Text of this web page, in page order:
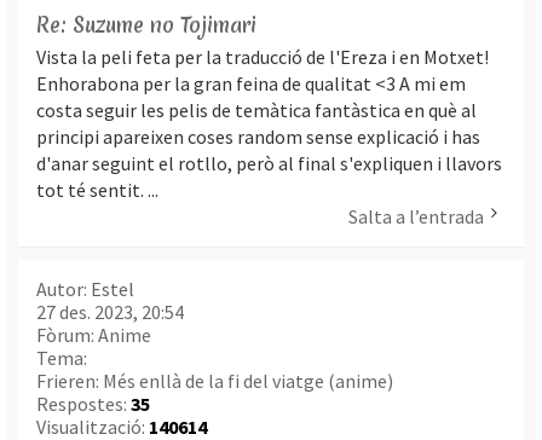
Re: Suzume no Tojimari
Vista la peli feta per la traducció de l'Ereza i en Motxet!
Enhorabona per la gran feina de qualitat <3 A mi em
costa seguir les pelis de temàtica fantàstica en què al
principi apareixen coses random sense explicació i has
d'anar seguint el rotllo, però al final s'expliquen i llavors
tot té sentit. ...
Salta a l’entrada
Autor: Estel
27 des. 2023, 20:54
Fòrum: Anime
Tema:
Frieren: Més enllà de la fi del viatge (anime)
Respostes: 35
Visualització: 140614